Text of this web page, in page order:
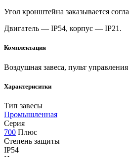
Угол кронштейна заказывается
Двигатель — IP54, корпус — IP21.
Комплектация
Воздушная завеса, пульт
Характериситки
Тип завесы
Промышленная
Серия
700 Плюс
Степень защиты
IP54